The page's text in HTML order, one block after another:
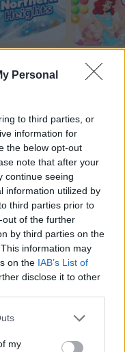
Personal
to third parties, or
information for
the below opt-out
note that after your
continue seeing
information utilized by
third parties prior to
of the further
by third parties on the
information may
on the IAB’s List of
disclose it to other
one or more Google
You may click to
my